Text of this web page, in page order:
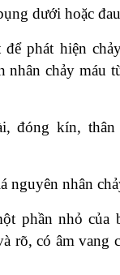
dưới hoặc
phát hiện
chảy máu
đóng kín,
nguyên nhân
phần nhỏ của
rõ, có âm vang